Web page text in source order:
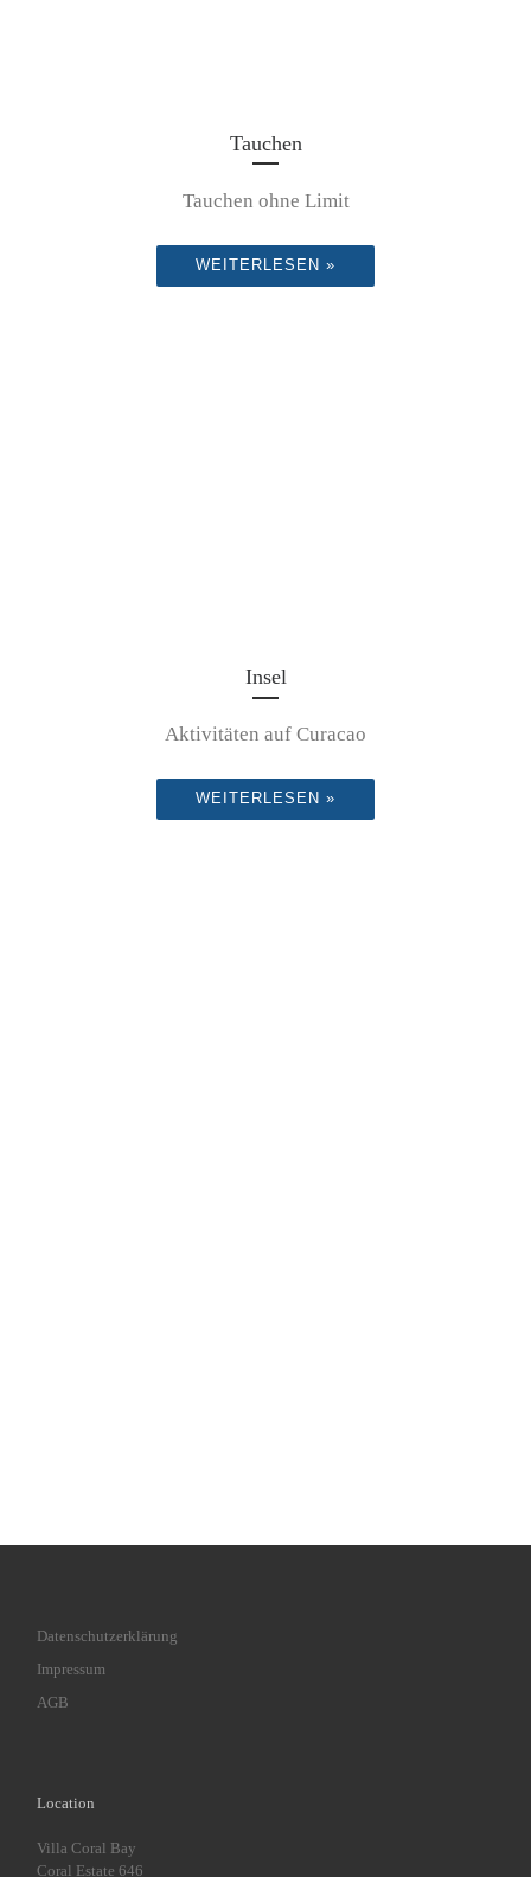
Tauchen
Tauchen ohne Limit
WEITERLESEN »
Insel
Aktivitäten auf Curacao
WEITERLESEN »
Datenschutzerklärung
Impressum
AGB
Location
Villa Coral Bay
Coral Estate 646